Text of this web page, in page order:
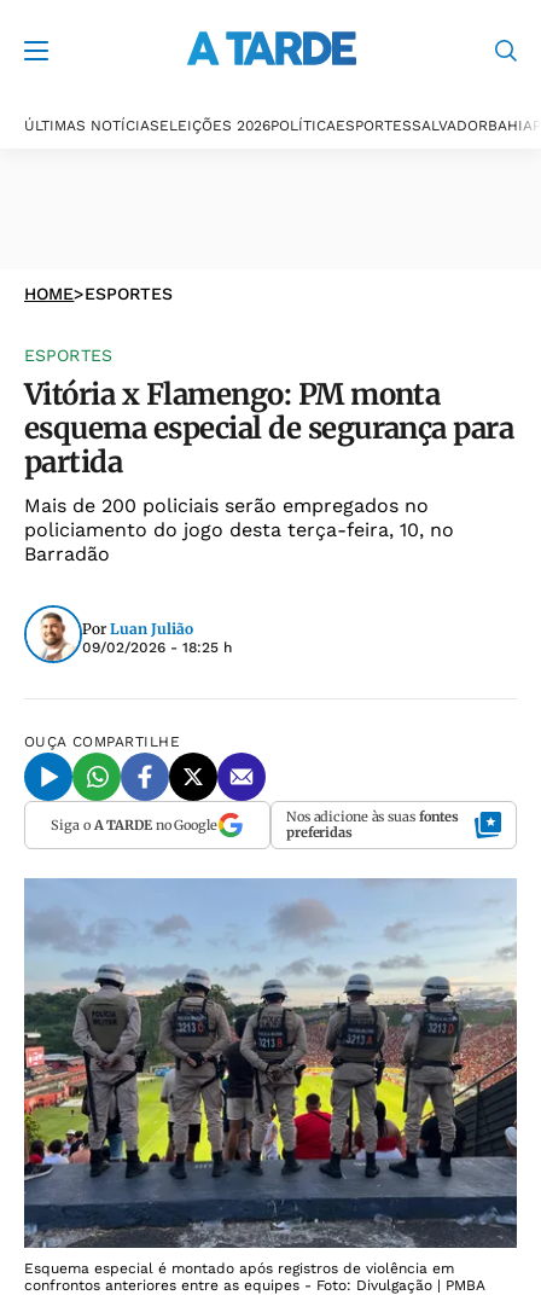
ÚLTIMAS NOTÍCIASELEIÇÕES 2026POLÍTICAESPORTESSALVADORBAHIA
HOME>ESPORTES
ESPORTES
Vitória x Flamengo: PM monta
esquema especial de segurança para
partida
Mais de 200 policiais serão empregados no
policiamento do jogo desta terça-feira, 10, no
Barradão
Por Luan Julião
09/02/2026 - 18:25 h
OUÇA COMPARTILHE
Siga o A TARDEno Google Nos adicione às suas fontes
preferidas
Esquema especial é montado após registros de violência em
confrontos anteriores entre as equipes - Foto: Divulgação | PMBA